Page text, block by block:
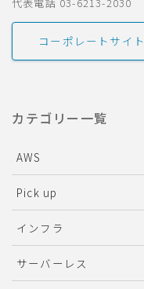
コーポレートサイト
カテゴリー一覧
AWS
Pick up
インフラ
サーバーレス